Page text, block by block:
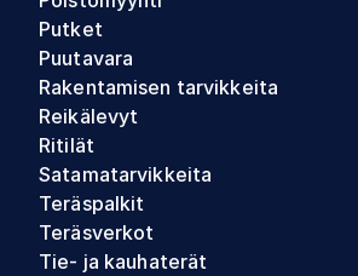
Putket
Puutavara
Rakentamisen tarvikkeita
Reikälevyt
Ritilät
Satamatarvikkeita
Teräspalkit
Teräsverkot
Tie- ja kauhaterät